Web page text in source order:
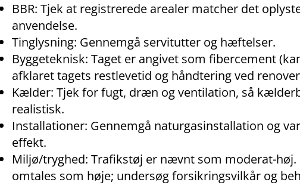
BBR: Tjek at registrerede arealer matcher det
anvendelse.
Tinglysning: Gennemgå servitutter og hæftelser.
Byggeteknisk: Taget er angivet som fibercement
afklaret tagets restlevetid og håndtering ved
Kælder: Tjek for fugt, dræn og ventilation, så
realistisk.
Installationer: Gennemgå naturgasinstallation og
effekt.
Miljø/tryghed: Trafikstøj er nævnt som moderat-
omtales som høje; undersøg forsikringsvilkår og